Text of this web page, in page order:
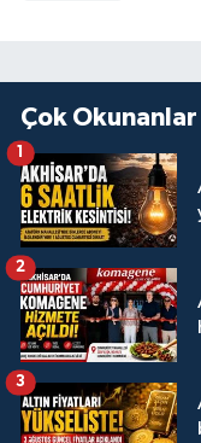
Çok Okunanlar
1
2
3